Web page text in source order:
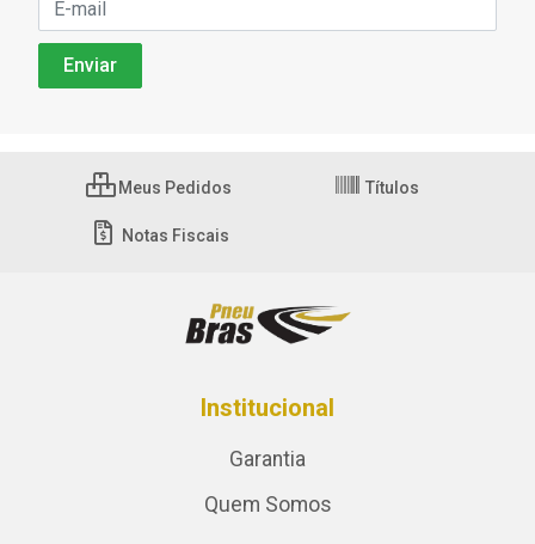
Meus Pedidos Títulos
Notas Fiscais
Institucional
Garantia
Quem Somos